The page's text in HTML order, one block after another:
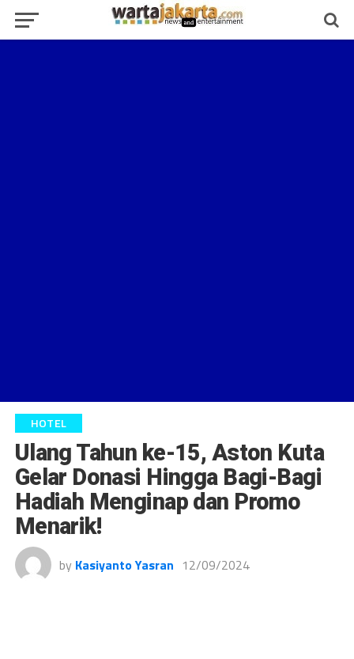
HOTEL
Ulang Tahun ke-15, Aston Kuta
Gelar Donasi Hingga Bagi-Bagi
Hadiah Menginap dan Promo
Menarik!
by Kasiyanto Yasran 12/09/2024